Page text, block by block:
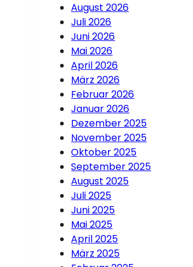
August 2026
Juli 2026
Juni 2026
Mai 2026
April 2026
März 2026
Februar 2026
Januar 2026
Dezember 2025
November 2025
Oktober 2025
September 2025
August 2025
Juli 2025
Juni 2025
Mai 2025
April 2025
März 2025